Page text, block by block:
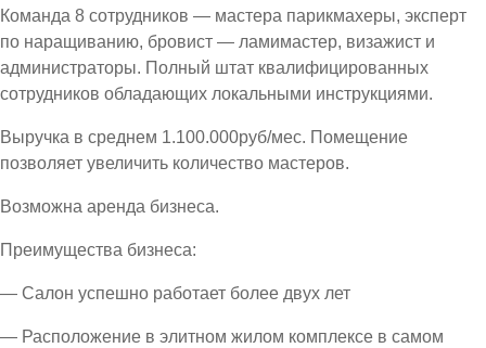
Команда 8 сотрудников — мастера парикмахеры, эксперт
по наращиванию, бровист — ламимастер, визажист и
администраторы. Полный штат квалифицированных
сотрудников обладающих локальными инструкциями.
Выручка в среднем 1.100.000руб/мес. Помещение
позволяет увеличить количество мастеров.
Возможна аренда бизнеса.
Преимущества бизнеса:
— Салон успешно работает более двух лет
— Расположение в элитном жилом комплексе в самом